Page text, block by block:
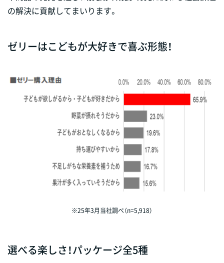
の解決に貢献してまいります。
ゼリーはこどもが大好きで喜ぶ形態！
※25年3月当社調べ（n=5,918）
選べる楽しさ！パッケージ全5種